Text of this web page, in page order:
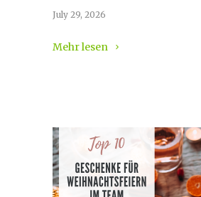
July 29, 2026
Mehr lesen